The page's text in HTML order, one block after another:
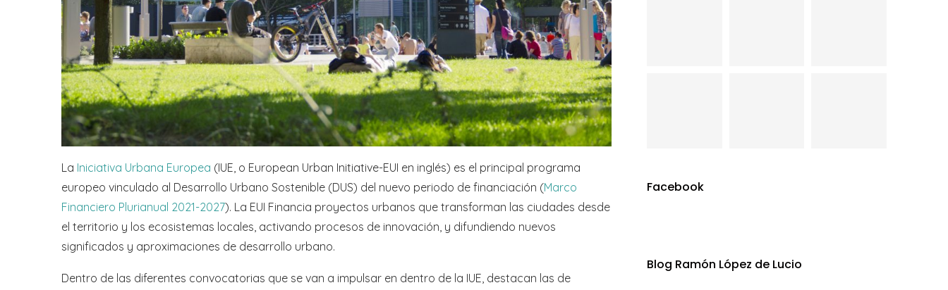
La Iniciativa Urbana Europea (IUE, o European Urban Initiative-EUI en inglés) es el principal programa
europeo vinculado al Desarrollo Urbano Sostenible (DUS) del nuevo periodo de financiación (Marco
Financiero Plurianual 2021-2027). La EUI Financia proyectos urbanos que transforman las ciudades desde
el territorio y los ecosistemas locales, activando procesos de innovación, y difundiendo nuevos
significados y aproximaciones de desarrollo urbano.
Dentro de las diferentes convocatorias que se van a impulsar en dentro de la IUE, destacan las de
Facebook
Blog Ramón López de Lucio